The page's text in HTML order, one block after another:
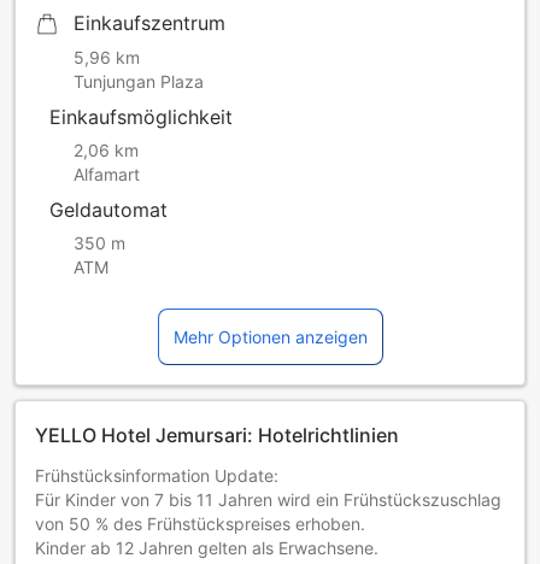
Einkaufszentrum
5,96 km
Tunjungan Plaza
Einkaufsmöglichkeit
2,06 km
Alfamart
Geldautomat
350 m
ATM
Mehr Optionen anzeigen
YELLO Hotel Jemursari: Hotelrichtlinien
Frühstücksinformation Update:
Für Kinder von 7 bis 11 Jahren wird ein Frühstückszuschlag
von 50 % des Frühstückspreises erhoben.
Kinder ab 12 Jahren gelten als Erwachsene.